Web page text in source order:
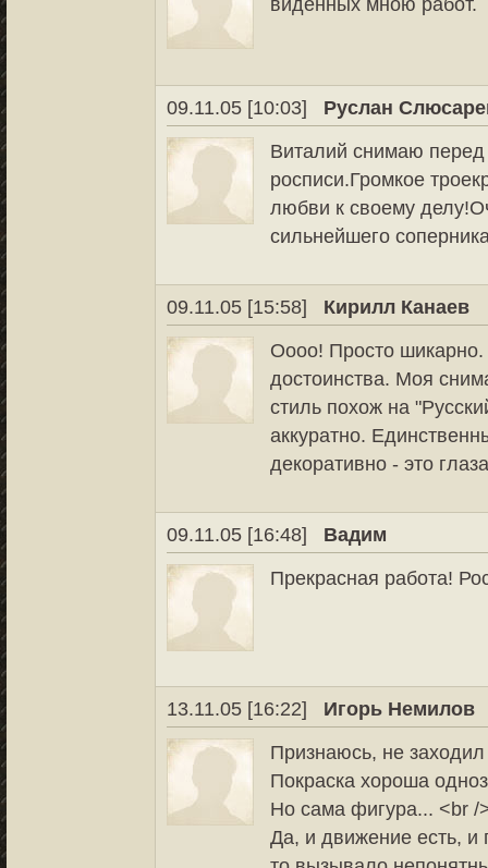
виденных мною работ.
09.11.05 [10:03]
Руслан
Виталий снимаю
росписи.Громкое
любви к своему
сильнейшего
09.11.05 [15:58]
Кирилл Канаев
Оооо! Просто шикарно.
достоинства. Моя
стиль похож на
аккуратно.
декоративно - это
09.11.05 [16:48]
Вадим
Прекрасная работа!
13.11.05 [16:22]
Игорь Немилов
Признаюсь, не
Покраска хороша
Но сама фигура... <br /
Да, и движение есть, и